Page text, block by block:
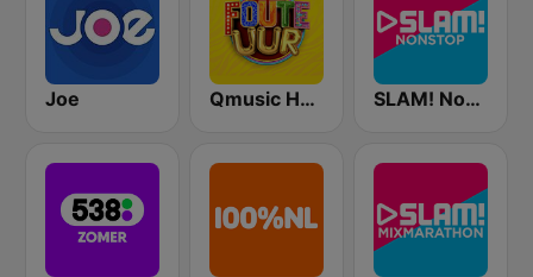
Joe Qmusic Het Foute Uur SLAM! Nonstop